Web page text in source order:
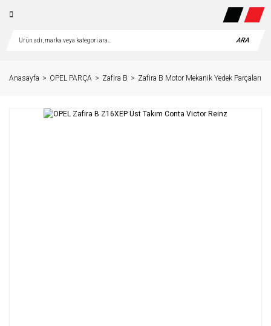
ARA
Anasayfa OPEL PARÇA Zafira B Zafira B Motor Mekanik Yedek Parçaları